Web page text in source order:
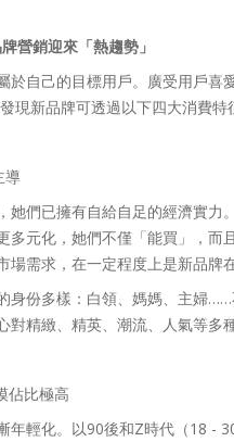
營銷迎來「熱趨勢」
於自己的目標用戶。廣受用戶
現新品牌可透過以下四大消費特
導
她們已擁有自給自足的經濟實
多元化，她們不僅「能買」，
需求，在一定程度上是新品牌
身份多樣：白領、媽媽、主婦
精緻、精英、潮流、人氣等多種
佔比極高
年輕化。以90後和Z時代（18 -